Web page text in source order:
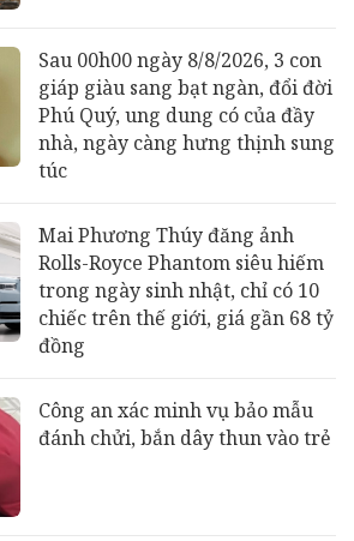
Sau 00h00 ngày 8/8/2026, 3 con
giáp giàu sang bạt ngàn, đổi đời
Phú Quý, ung dung có của đầy
nhà, ngày càng hưng thịnh sung
túc
Mai Phương Thúy đăng ảnh
Rolls-Royce Phantom siêu hiếm
trong ngày sinh nhật, chỉ có 10
chiếc trên thế giới, giá gần 68 tỷ
đồng
Công an xác minh vụ bảo mẫu
đánh chửi, bắn dây thun vào trẻ